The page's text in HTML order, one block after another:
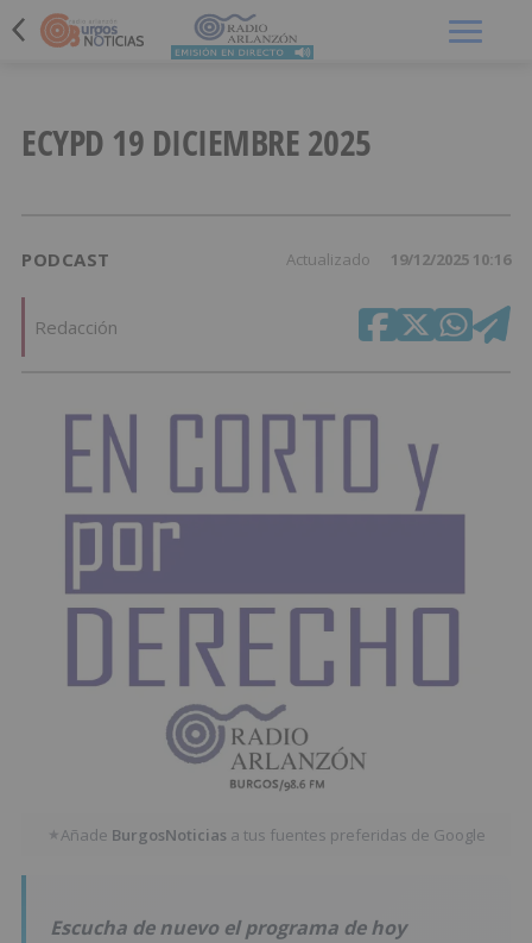
ECYPD 19 DICIEMBRE 2025
PODCAST Actualizado 19/12/2025 10:16
Redacción
★Añade BurgosNoticias a tus fuentes preferidas de Google
Escucha de nuevo el programa de hoy